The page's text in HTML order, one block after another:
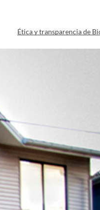
Ética y transparencia de